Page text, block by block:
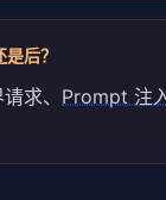
后？
求、 Prompt 注